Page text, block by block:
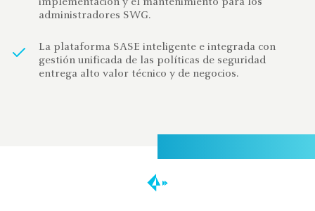
administradores SWG.
La plataforma SASE inteligente e integrada con
gestión unificada de las políticas de seguridad
entrega alto valor técnico y de negocios.